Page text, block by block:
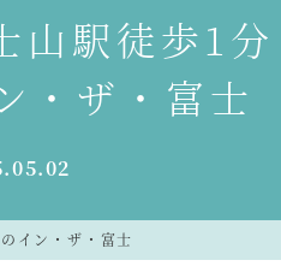
駅徒歩1分
・ザ・富士
イン・ザ・富士